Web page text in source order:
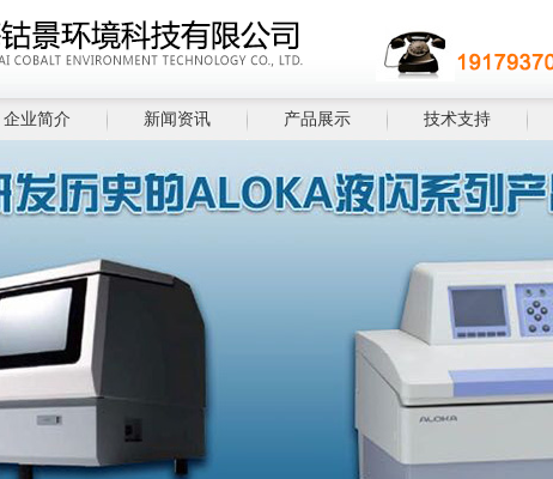
企业简介 新闻资讯 产品展示 技术支持